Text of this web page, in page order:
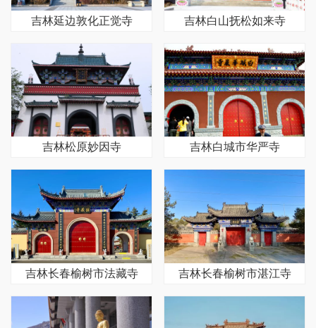
吉林延边敦化正觉寺 吉林白山抚松如来寺
吉林松原妙因寺 吉林白城市华严寺
吉林长春榆树市法藏寺 吉林长春榆树市湛江寺